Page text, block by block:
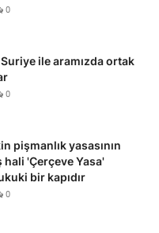
0
ile aramızda ortak
0
pişmanlık yasasının
'Çerçeve Yasa'
bir kapıdır
0